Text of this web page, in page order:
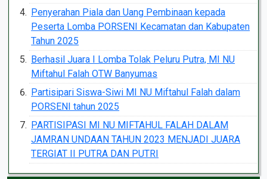
Penyerahan Piala dan Uang Pembinaan kepada
Peserta Lomba PORSENI Kecamatan dan Kabupaten
Tahun 2025
Berhasil Juara I Lomba Tolak Peluru Putra, MI NU
Miftahul Falah OTW Banyumas
Partisipari Siswa-Siwi MI NU Miftahul Falah dalam
PORSENI tahun 2025
PARTISIPASI MI NU MIFTAHUL FALAH DALAM
JAMRAN UNDAAN TAHUN 2023 MENJADI JUARA
TERGIAT II PUTRA DAN PUTRI